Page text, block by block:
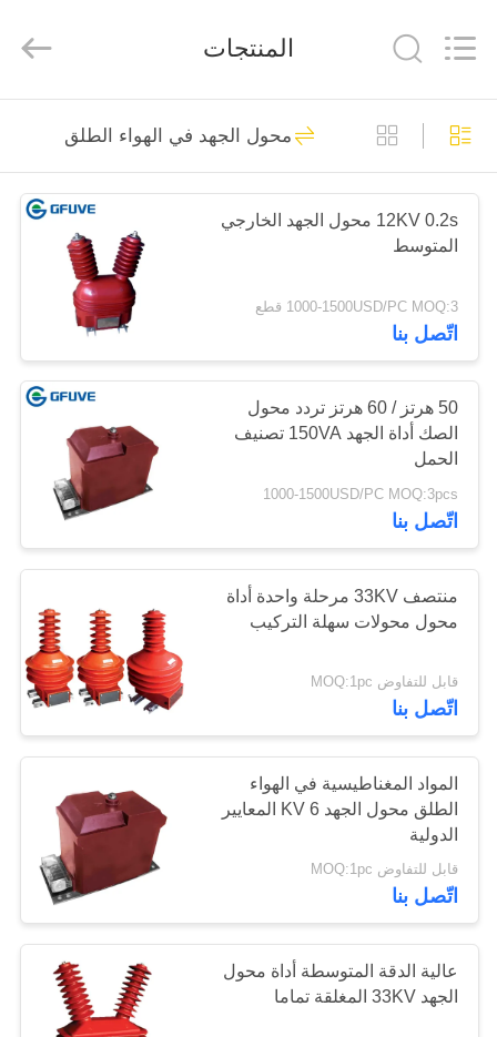
الصفحة
الرئيسية
منتجات
معلومات
جولة
في
المعمل
مراقبة
الجودة
أخبار
اطلب
اقتباس
خريطة
الموقع
Transformer
Manufacturer
Rights
صفر تسلسل محول
الحالي
سبليت الأساسية
محول الحالي
51
أداة محول الحالي
23
أس التحقيق الحالي
29
المنتجات
محول الجهد في الهواء الطلق
12KV 0.2s محول الجهد الخارجي
المتوسط
1000-1500USD/PC MOQ:3 قطع
اتّصل بنا
50 هرتز / 60 هرتز تردد محول
الصك أداة الجهد 150VA تصنيف
الحمل
1000-1500USD/PC MOQ:3pcs
اتّصل بنا
منتصف 33KV مرحلة واحدة أداة
محول محولات سهلة التركيب
قابل للتفاوض MOQ:1pc
اتّصل بنا
المواد المغناطيسية في الهواء
الطلق محول الجهد 6 KV المعايير
الدولية
قابل للتفاوض MOQ:1pc
اتّصل بنا
عالية الدقة المتوسطة أداة محول
الجهد 33KV المغلقة تماما